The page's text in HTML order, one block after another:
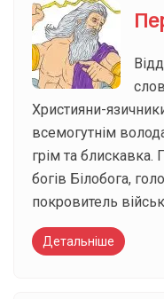
Християни-
всемогутнім
грім та блискавка.
богів Білобога,
покровитель
Детальніше